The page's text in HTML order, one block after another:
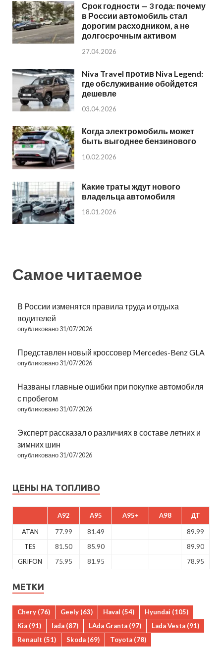
Срок годности — 3 года: почему
в России автомобиль стал
дорогим расходником, а не
долгосрочным активом
27.04.2026
Niva Travel против Niva Legend:
где обслуживание обойдется
дешевле
03.04.2026
Когда электромобиль может
быть выгоднее бензинового
10.02.2026
Какие траты ждут нового
владельца автомобиля
18.01.2026
Самое читаемое
В России изменятся правила труда и отдыха
водителей
опубликовано 31/07/2026
Представлен новый кроссовер Mercedes-Benz GLA
опубликовано 31/07/2026
Названы главные ошибки при покупке автомобиля
с пробегом
опубликовано 31/07/2026
Эксперт рассказал о различиях в составе летних и
зимних шин
опубликовано 31/07/2026
ЦЕНЫ НА ТОПЛИВО
A92 A95 A95+ A98 ДТ
ATAN 77.99 81.49
89.99
TES
81.50 85.90
89.90
GRIFON
75.95 81.95 78.95
МЕТКИ
Chery (76) Geely (63) Haval (54) Hyundai (105)
Kia (91) lada (87) LAda Granta (97) Lada Vesta (91)
Renault (51) Skoda (69) Toyota (78)